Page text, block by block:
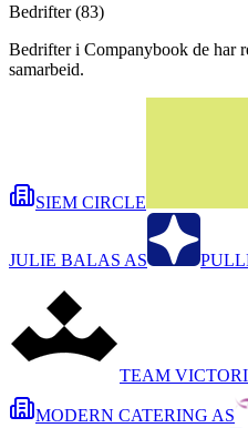
Bedrifter (83)
Bedrifter i Companybook de har
samarbeid.
SIEM CIRCLE
JULIE BALAS AS
TEAM
MODERN CATERING AS